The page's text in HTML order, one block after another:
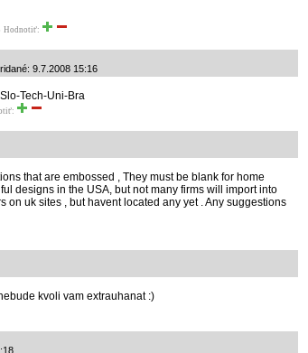
Hodnotiť:
9.7.2008 15:16
Tech-Uni-Bra
that are embossed , They must be blank for home
designs in the USA, but not many firms will import into
on uk sites , but havent located any yet . Any suggestions
kvoli vam extrauhanat :)